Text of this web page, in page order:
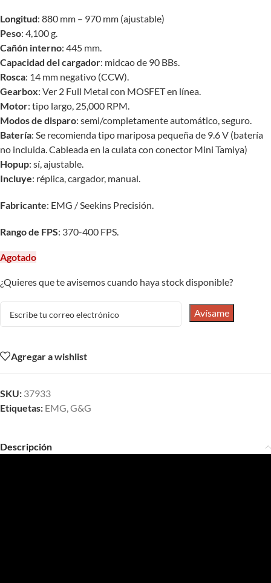
Longitud: 880 mm – 970 mm (ajustable)
Peso: 4,100 g.
Cañón interno: 445 mm.
Capacidad del cargador: midcao de 90 BBs.
Rosca: 14 mm negativo (CCW).
Gearbox: Ver 2 Full Metal con MOSFET en línea.
Motor: tipo largo, 25,000 RPM.
Modos de disparo: semi/completamente automático, seguro.
Batería: Se recomienda tipo mariposa pequeña de 9.6 V (batería
no incluida. Cableada en la culata con conector Mini Tamiya)
Hopup: sí, ajustable.
Incluye: réplica, cargador, manual.
Fabricante: EMG / Seekins Precisión.
Rango de FPS: 370-400 FPS.
Agotado
¿Quieres que te avisemos cuando haya stock disponible?
Avísame
Agregar a wishlist
SKU: 37933
Etiquetas: EMG,G&G
Descripción